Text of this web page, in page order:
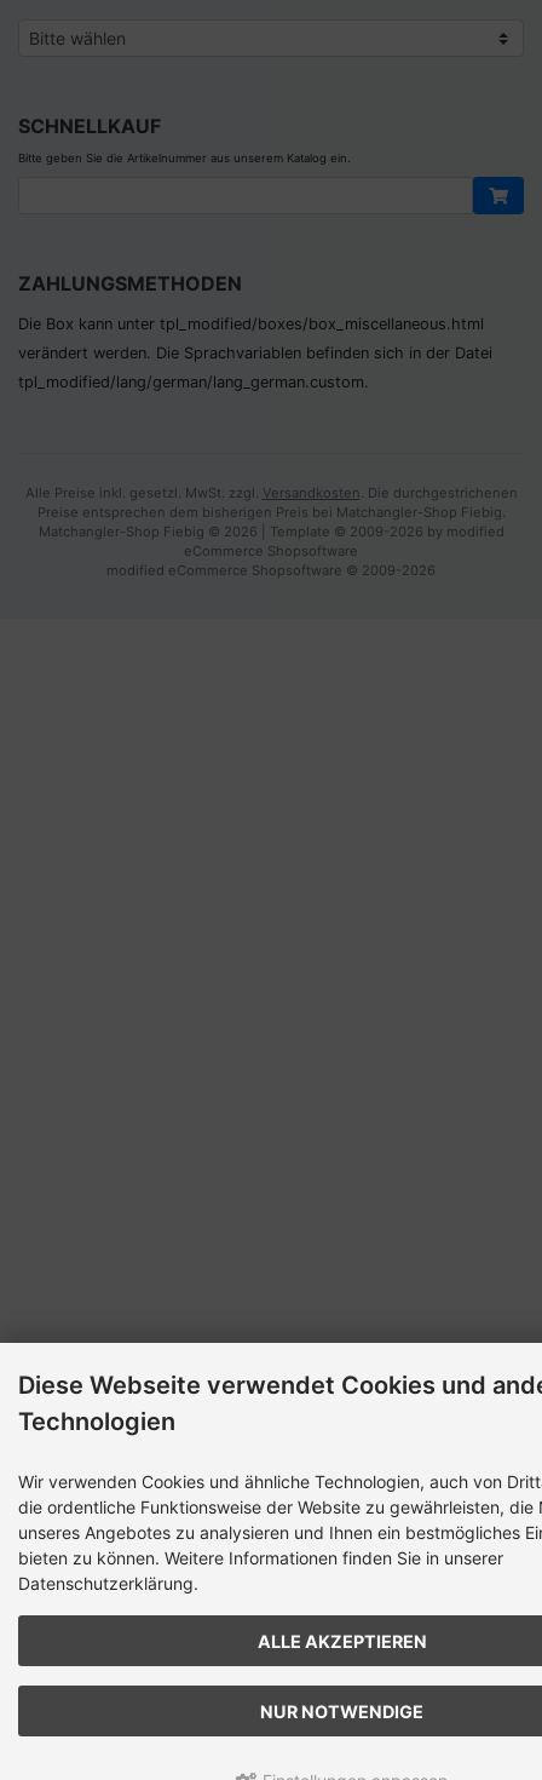
SCHNELLKAUF
Bitte geben Sie die Artikelnummer aus unserem Katalog ein.
ZAHLUNGSMETHODEN
Die Box kann unter tpl_modified/boxes/­box_miscellaneous.html
verändert werden. Die Sprachvariablen befinden sich in der Datei
tpl_modified/lang/­german/lang_german.custom.
Alle Preise inkl. gesetzl. MwSt. zzgl. Versandkosten. Die durchgestrichenen
Preise entsprechen dem bisherigen Preis bei Matchangler-Shop Fiebig.
Matchangler-Shop Fiebig © 2026 | Template © 2009-2026 by modified
eCommerce Shopsoftware
modified eCommerce Shopsoftware © 2009-2026
Diese Webseite verwendet Cookies und
Technologien
Wir verwenden Cookies und ähnliche Technologien, auch von
die ordentliche Funktionsweise der Website zu gewährleisten, die
unseres Angebotes zu analysieren und Ihnen ein bestmögliches
bieten zu können. Weitere Informationen finden Sie in unserer
Datenschutzerklärung.
ALLE AKZEPTIEREN
NUR NOTWENDIGE